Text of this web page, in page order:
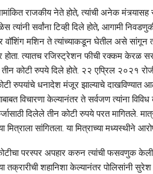
राजकीय नेते होते, त्यांची अनेक मंत्र्यासह
त्यांनी सर्वांना टिव्ही दिले होते, आगामी
वॉशिंग मशिन ते त्यांच्याकडून घेतील असे सांगून
होता. त्यातच रजिस्ट्रेशन फीची रक्कम केरळ
तीन कोटी रुपये दिले होते. २२ एप्रिल २०२१
रुपयांचे धनादेश मंजूर झाल्याचे दाखविण्यात
विचारणा केल्यानंतर ते सर्वजण त्यांना
दिलेले तीन कोटी रुपये परत मागितले.
मित्राला सांगितला. या मित्राच्या मध्यस्थीने
परस्पर अपहार करुन त्यांची फसवणुक केली
तक्रारीची शहानिशा केल्यानंतर पोलिसांनी